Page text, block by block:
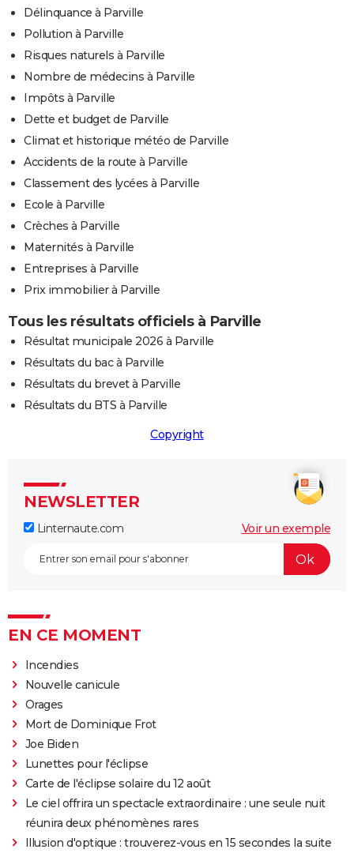
Délinquance à Parville
Pollution à Parville
Risques naturels à Parville
Nombre de médecins à Parville
Impôts à Parville
Dette et budget de Parville
Climat et historique météo de Parville
Accidents de la route à Parville
Classement des lycées à Parville
Ecole à Parville
Crèches à Parville
Maternités à Parville
Entreprises à Parville
Prix immobilier à Parville
Tous les résultats officiels à Parville
Résultat municipale 2026 à Parville
Résultats du bac à Parville
Résultats du brevet à Parville
Résultats du BTS à Parville
Copyright
NEWSLETTER
Linternaute.com Voir un exemple
EN CE MOMENT
Incendies
Nouvelle canicule
Orages
Mort de Dominique Frot
Joe Biden
Lunettes pour l'éclipse
Carte de l'éclipse solaire du 12 août
Le ciel offrira un spectacle extraordinaire : une seule nuit
réunira deux phénomènes rares
Illusion d'optique : trouverez-vous en 15 secondes la suite